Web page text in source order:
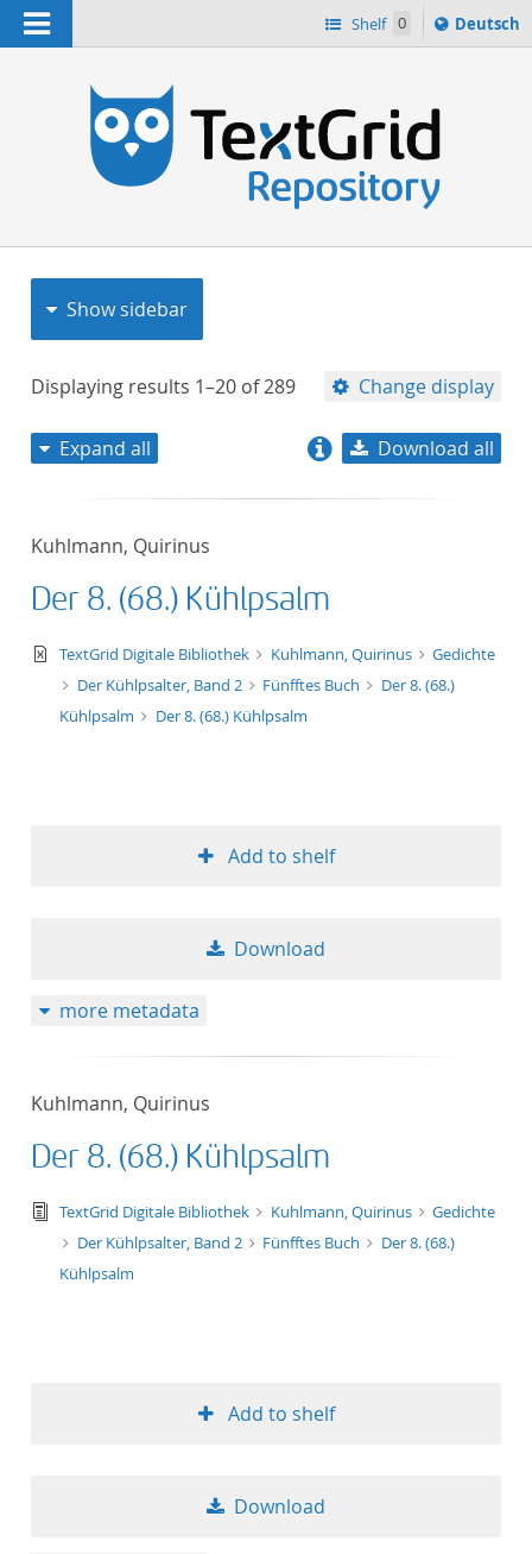
Navigation Shelf 0
Sprache
ï¿½ndern
Deutsch
Show sidebar
Displaying results 1–20 of289 Change display
format ascending
Expand all Download all
Kuhlmann, Quirinus
Der 8. (68.) Kühlpsalm
text/xml
TextGrid Digitale Bibliothek Kuhlmann, Quirinus
Gedichte
Der Kühlpsalter, Band 2
Fünfftes Buch
Der 8. (68.)
Kühlpsalm
Der 8. (68.) Kühlpsalm
Add to shelf
Download
more metadata
Kuhlmann, Quirinus
Der 8. (68.) Kühlpsalm
text/tg.edition+tg.aggregation+xml
TextGrid Digitale Bibliothek Kuhlmann, Quirinus
Gedichte
Der Kühlpsalter, Band 2
Fünfftes Buch
Der 8. (68.)
Kühlpsalm
Add to shelf
Download